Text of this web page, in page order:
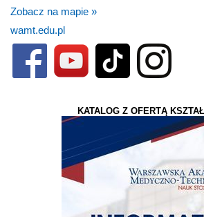
Zobacz na mapie »
wamt.edu.pl
KATALOG Z OFERTĄ